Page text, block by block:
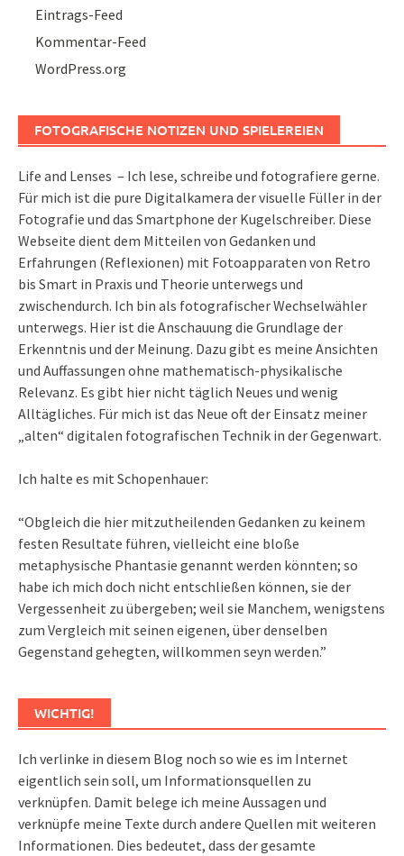
Eintrags-Feed
Kommentar-Feed
WordPress.org
FOTOGRAFISCHE NOTIZEN UND SPIELEREIEN
Life and Lenses – Ich lese, schreibe und fotografiere gerne.
Für mich ist die pure Digitalkamera der visuelle Füller in der
Fotografie und das Smartphone der Kugelschreiber. Diese
Webseite dient dem Mitteilen von Gedanken und
Erfahrungen (Reflexionen) mit Fotoapparaten von Retro
bis Smart in Praxis und Theorie unterwegs und
zwischendurch. Ich bin als fotografischer Wechselwähler
unterwegs. Hier ist die Anschauung die Grundlage der
Erkenntnis und der Meinung. Dazu gibt es meine Ansichten
und Auffassungen ohne mathematisch-physikalische
Relevanz. Es gibt hier nicht täglich Neues und wenig
Alltägliches. Für mich ist das Neue oft der Einsatz meiner
„alten“ digitalen fotografischen Technik in der Gegenwart.
Ich halte es mit Schopenhauer:
“Obgleich die hier mitzutheilenden Gedanken zu keinem
festen Resultate führen, vielleicht eine bloße
metaphysische Phantasie genannt werden könnten; so
habe ich mich doch nicht entschließen können, sie der
Vergessenheit zu übergeben; weil sie Manchem, wenigstens
zum Vergleich mit seinen eigenen, über denselben
Gegenstand gehegten, willkommen seyn werden.”
WICHTIG!
Ich verlinke in diesem Blog noch so wie es im Internet
eigentlich sein soll, um Informationsquellen zu
verknüpfen. Damit belege ich meine Aussagen und
verknüpfe meine Texte durch andere Quellen mit weiteren
Informationen. Dies bedeutet, dass der gesamte